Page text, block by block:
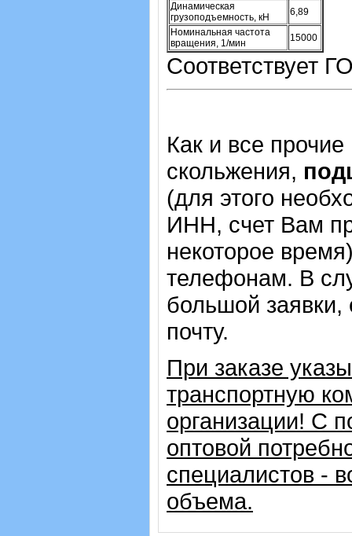
Динамическая
грузоподъемность, кН
6,89
Номинальная частота
вращения, 1/мин
15000
Соответствует
Как и все
скольжения,
(для этого
ИНН, счет Вам
некоторое
телефонам. В
большой заявки,
почту.
При заказе
транспортную
организации! С
оптовой
специалистов -
объема.